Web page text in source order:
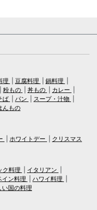
理 豆腐料理
鍋料理
粉もの 丼もの
カレー
ば パン
スープ・汁物
んもの
ホワイトデー クリスマス
ク料理
イタリアン
イン料理
ハワイ料理
い国の料理